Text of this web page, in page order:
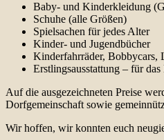
Baby- und Kinderkleidung
Schuhe (alle Größen)
Spielsachen für jedes Alter
Kinder- und Jugendbücher
Kinderfahrräder, Bobbycars,
Erstlingsausstattung – für
Auf die ausgezeichneten Preise
Dorfgemeinschaft sowie
Wir hoffen, wir konnten euch